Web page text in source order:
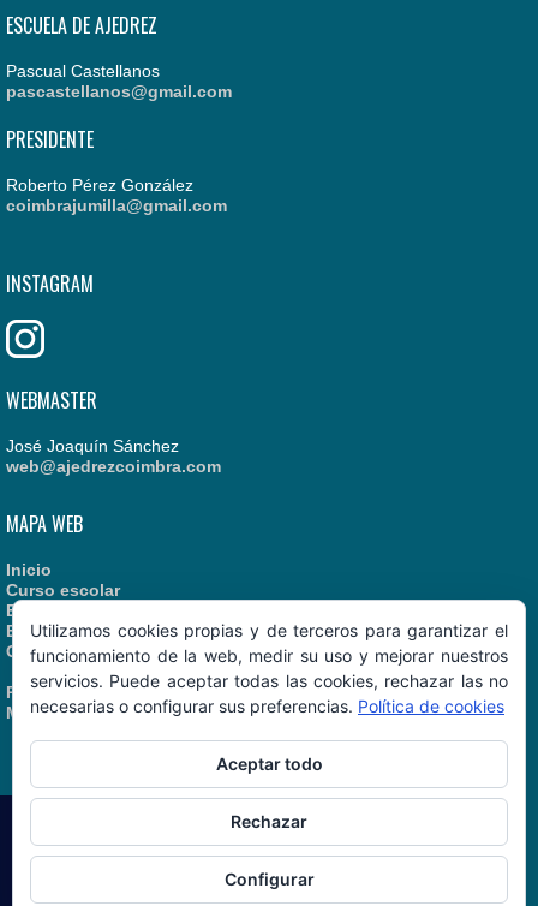
ESCUELA DE AJEDREZ
Pascual Castellanos
pascastellanos@gmail.com
PRESIDENTE
Roberto Pérez González
coimbrajumilla@gmail.com
INSTAGRAM
WEBMASTER
José Joaquín Sánchez
web@ajedrezcoimbra.com
MAPA WEB
Inicio
Curso escolar
Estatutos
Enlaces recomendados
Contacto
Política de Cookies
Manual de Identidad
AjedrezCoimbra.com
© 06/08/2026
Utilizamos cookies propias y de terceros para garantizar el
funcionamiento de la web, medir su uso y mejorar nuestros
servicios. Puede aceptar todas las cookies, rechazar las no
necesarias o configurar sus preferencias. Política de cookies
Aceptar todo
Rechazar
Configurar